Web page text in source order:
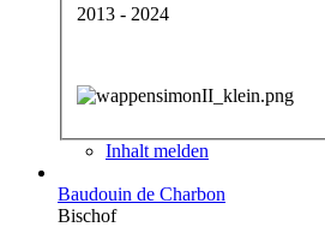
2013 - 2024
Inhalt melden
Baudouin de Charbon
Bischof